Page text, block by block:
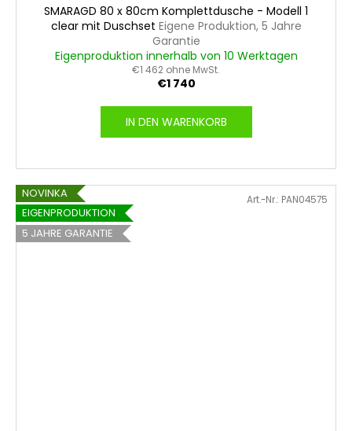
SMARAGD 80 x 80cm Komplettdusche - Modell 1
clear mit Duschset Eigene Produktion, 5 Jahre
Garantie
Eigenproduktion innerhalb von 10 Werktagen
€1 462 ohne MwSt.
€1 740
IN DEN WARENKORB
NOVINKA
EIGENPRODUKTION
5 JAHRE GARANTIE
Art.-Nr.: PAN04575